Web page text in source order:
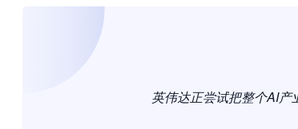
英伟达正尝试把整个AI